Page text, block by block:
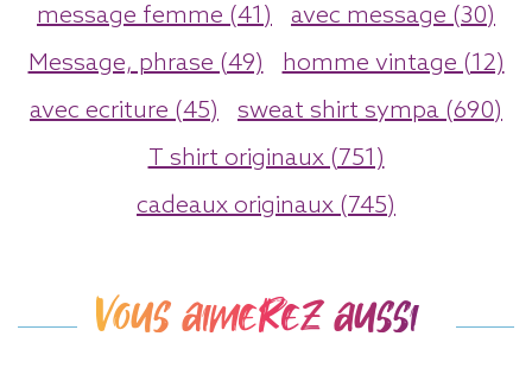
message femme (41)
avec message (30)
Message, phrase (49)
homme vintage (12)
avec ecriture (45)
sweat shirt sympa (690)
T shirt originaux (751)
cadeaux originaux (745)
Vous aimerez aussi